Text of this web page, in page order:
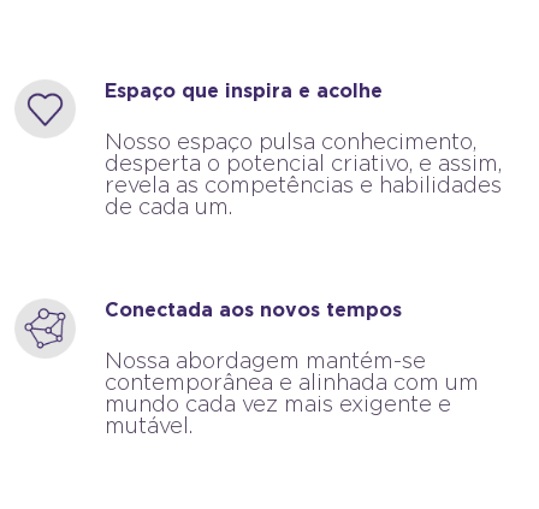
Espaço que inspira e acolhe
Nosso espaço pulsa conhecimento,
desperta o potencial criativo, e assim,
revela as competências e habilidades
de cada um.
Conectada aos novos tempos
Nossa abordagem mantém-se
contemporânea e alinhada com um
mundo cada vez mais exigente e
mutável.